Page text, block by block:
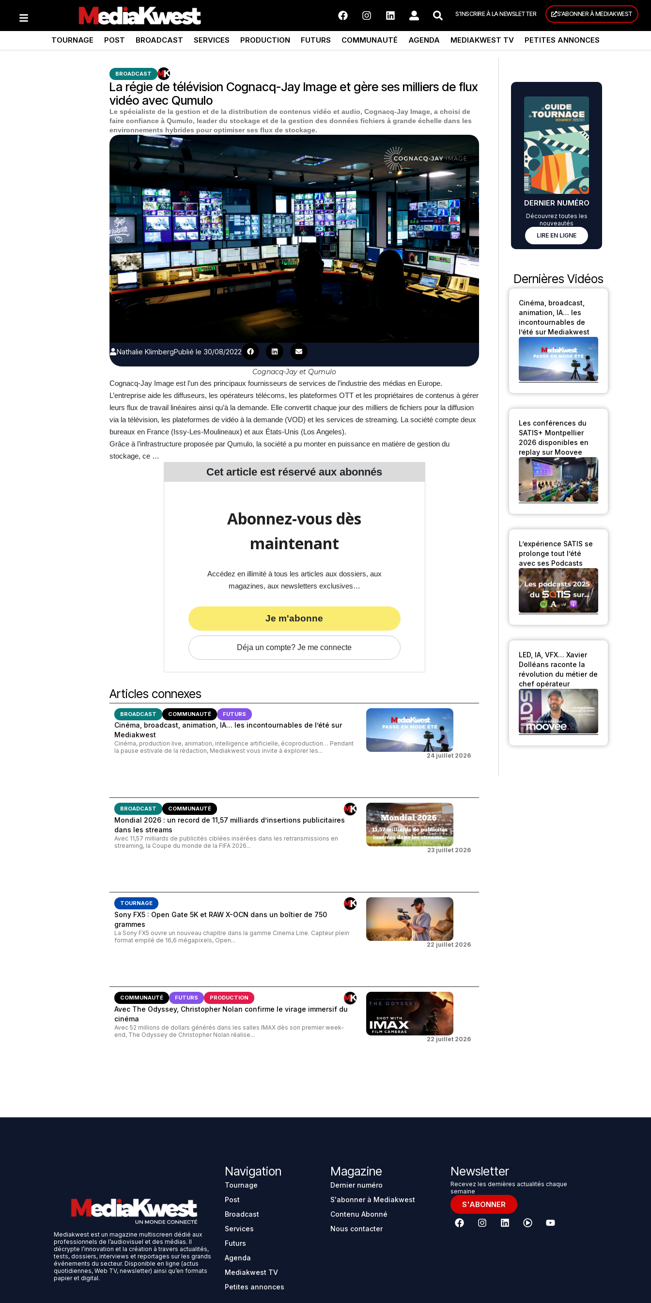
S'INSCRIRE À LA NEWSLETTER S'ABONNER À MEDIAKWEST
TOURNAGE POST BROADCAST SERVICES PRODUCTION FUTURS COMMUNAUTÉ AGENDA MEDIAKWEST TV PETITES ANNONCES
BROADCAST
La régie de télévision Cognacq-Jay Image et gère ses milliers de flux
vidéo avec Qumulo
Le spécialiste de la gestion et de la distribution de contenus vidéo et audio, Cognacq-Jay Image, a choisi de
faire confiance à Qumulo, leader du stockage et de la gestion des données fichiers à grande échelle dans les
environnements hybrides pour optimiser ses flux de stockage.
Nathalie KlimbergPublié le 30/08/2022
Cognacq-Jay et Qumulo
Cognacq-Jay Image est l’un des principaux fournisseurs de services de l’industrie des médias en Europe.
L’entreprise aide les diffuseurs, les opérateurs télécoms, les plateformes OTT et les propriétaires de contenus à gérer
leurs flux de travail linéaires ainsi qu’à la demande. Elle convertit chaque jour des milliers de fichiers pour la diffusion
via la télévision, les plateformes de vidéo à la demande (VOD) et les services de streaming. La société compte deux
bureaux en France (Issy-Les-Moulineaux) et aux États-Unis (Los Angeles).
Grâce à l’infrastructure proposée par Qumulo, la société a pu monter en puissance en matière de gestion du
stockage, ce …
Cet article est réservé auxabonnés
Abonnez-vous dès
maintenant
Accédez en illimité à tous les articles aux dossiers, aux
magazines, aux newsletters exclusives…
Je m'abonne
Déja un compte? Je me connecte
Articles connexes
BROADCAST COMMUNAUTÉ FUTURS
Cinéma, broadcast, animation, IA… les incontournables de l’été sur
Mediakwest
Cinéma, production live, animation, intelligence artificielle, écoproduction… Pendant
la pause estivale de la rédaction, Mediakwest vous invite à explorer les...
24 juillet 2026
BROADCAST COMMUNAUTÉ
Mondial 2026 : un record de 11,57 milliards d’insertions publicitaires
dans les streams
Avec 11,57 milliards de publicités ciblées insérées dans les retransmissions en
streaming, la Coupe du monde de la FIFA 2026...
23 juillet 2026
TOURNAGE
Sony FX5 : Open Gate 5K et RAW X-OCN dans un boîtier de 750
grammes
La Sony FX5 ouvre un nouveau chapitre dans la gamme Cinema Line. Capteur plein
format empilé de 16,6 mégapixels, Open...
22 juillet 2026
COMMUNAUTÉ FUTURS PRODUCTION
Avec The Odyssey, Christopher Nolan confirme le virage immersif du
cinéma
Avec 52 millions de dollars générés dans les salles IMAX dès son premier week-
end, The Odyssey de Christopher Nolan réalise...
22 juillet 2026
DERNIER NUMÉRO
Découvrez toutes les
nouveautés
LIRE EN LIGNE
Dernières Vidéos
Cinéma, broadcast,
animation, IA… les
incontournables de
l’été sur Mediakwest
Les conférences du
SATIS+ Montpellier
2026 disponibles en
replay sur Moovee
L’expérience SATIS se
prolonge tout l’été
avec ses Podcasts
LED, IA, VFX… Xavier
Dolléans raconte la
révolution du métier de
chef opérateur
Mediakwest est un magazine multiscreen dédié aux
professionnels de l’audiovisuel et des médias. Il
décrypte l’innovation et la création à travers actualités,
tests, dossiers, interviews et reportages sur les grands
événements du secteur. Disponible en ligne (actus
quotidiennes, Web TV, newsletter) ainsi qu’en formats
papier et digital.
Navigation
Tournage
Post
Broadcast
Services
Futurs
Agenda
Mediakwest TV
Petites annonces
Magazine
Dernier numéro
S'abonner à Mediakwest
Contenu Abonné
Nous contacter
Newsletter
Recevez les dernières actualités chaque
semaine
S'ABONNER